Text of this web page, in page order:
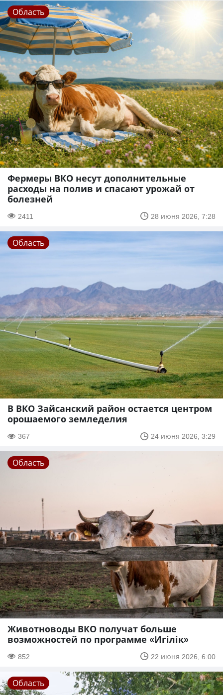
Область
Фермеры ВКО несут дополнительные
расходы на полив и спасают урожай от
болезней
2411 28 июня 2026, 7:28
Область
В ВКО Зайсанский район остается центром
орошаемого земледелия
367 24 июня 2026, 3:29
Область
Животноводы ВКО получат больше
возможностей по программе «Игілік»
852 22 июня 2026, 6:00
Область